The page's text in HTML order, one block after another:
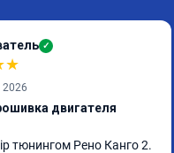
✓
★
2026
двигателя
тюнингом Рено Канго 2.